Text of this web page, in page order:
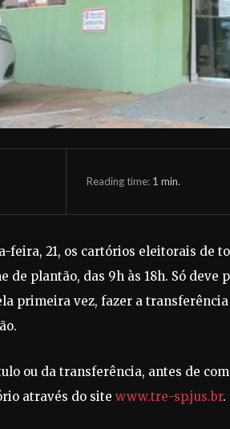
Reading time: 1 min.
feira, 21, os cartórios eleitorais de
de plantão, das 9h às 18h. Só
primeira vez, fazer a
ou da transferência, antes de
através do site www.tre-sp.jus.br.